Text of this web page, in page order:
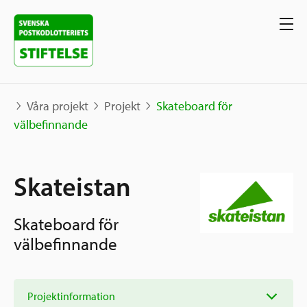
Projekt
Berättelser
Sverige och övriga världen
Samhällsentreprenörskap
Sök stöd
Våra projekt Projekt
Skateboard för
välbefinnande
Skateistan
Skateboard för
välbefinnande
Projektinformation